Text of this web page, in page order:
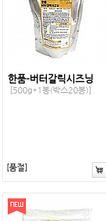
한품-버터갈릭시즈닝
[500g*1봉(박스20봉)]
[품절]